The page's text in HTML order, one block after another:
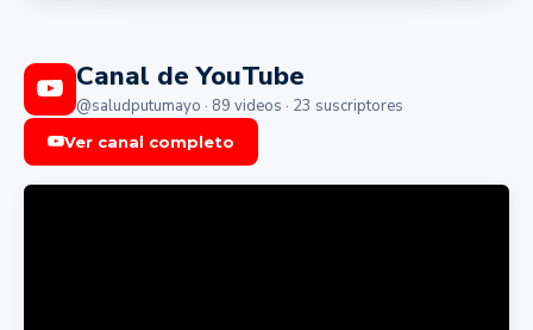
Canal de YouTube
@saludputumayo · 89 videos · 23 suscriptores
Ver canal completo